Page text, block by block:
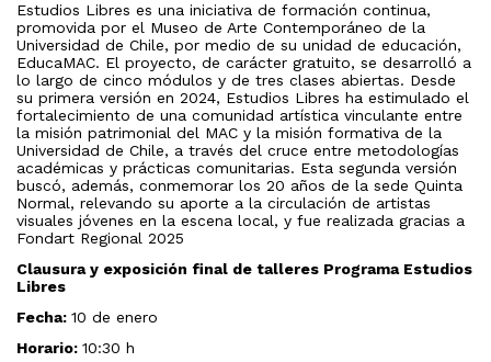
Estudios Libres es una iniciativa de formación continua,
promovida por el Museo de Arte Contemporáneo de la
Universidad de Chile, por medio de su unidad de educación,
EducaMAC. El proyecto, de carácter gratuito, se desarrolló a
lo largo de cinco módulos y de tres clases abiertas. Desde
su primera versión en 2024, Estudios Libres ha estimulado el
fortalecimiento de una comunidad artística vinculante entre
la misión patrimonial del MAC y la misión formativa de la
Universidad de Chile, a través del cruce entre metodologías
académicas y prácticas comunitarias. Esta segunda versión
buscó, además, conmemorar los 20 años de la sede Quinta
Normal, relevando su aporte a la circulación de artistas
visuales jóvenes en la escena local, y fue realizada gracias a
Fondart Regional 2025
Clausura y exposición final de talleres Programa Estudios
Libres
Fecha: 10 de enero
Horario: 10:30 h